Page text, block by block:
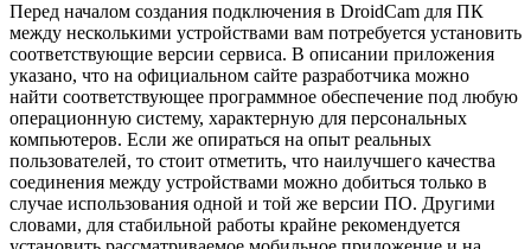
Перед началом создания подключения в DroidCam для ПК
между несколькими устройствами вам потребуется установить
соответствующие версии сервиса. В описании приложения
указано, что на официальном сайте разработчика можно
найти соответствующее программное обеспечение под любую
операционную систему, характерную для персональных
компьютеров. Если же опираться на опыт реальных
пользователей, то стоит отметить, что наилучшего качества
соединения между устройствами можно добиться только в
случае использования одной и той же версии ПО. Другими
словами, для стабильной работы крайне рекомендуется